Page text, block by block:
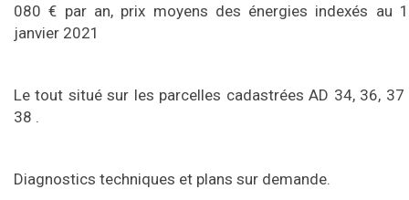
080 € par an, prix moyens des énergies indexés au
janvier 2021
Le tout situé sur les parcelles cadastrées AD 34, 36, 37
38 .
Diagnostics techniques et plans sur demande.